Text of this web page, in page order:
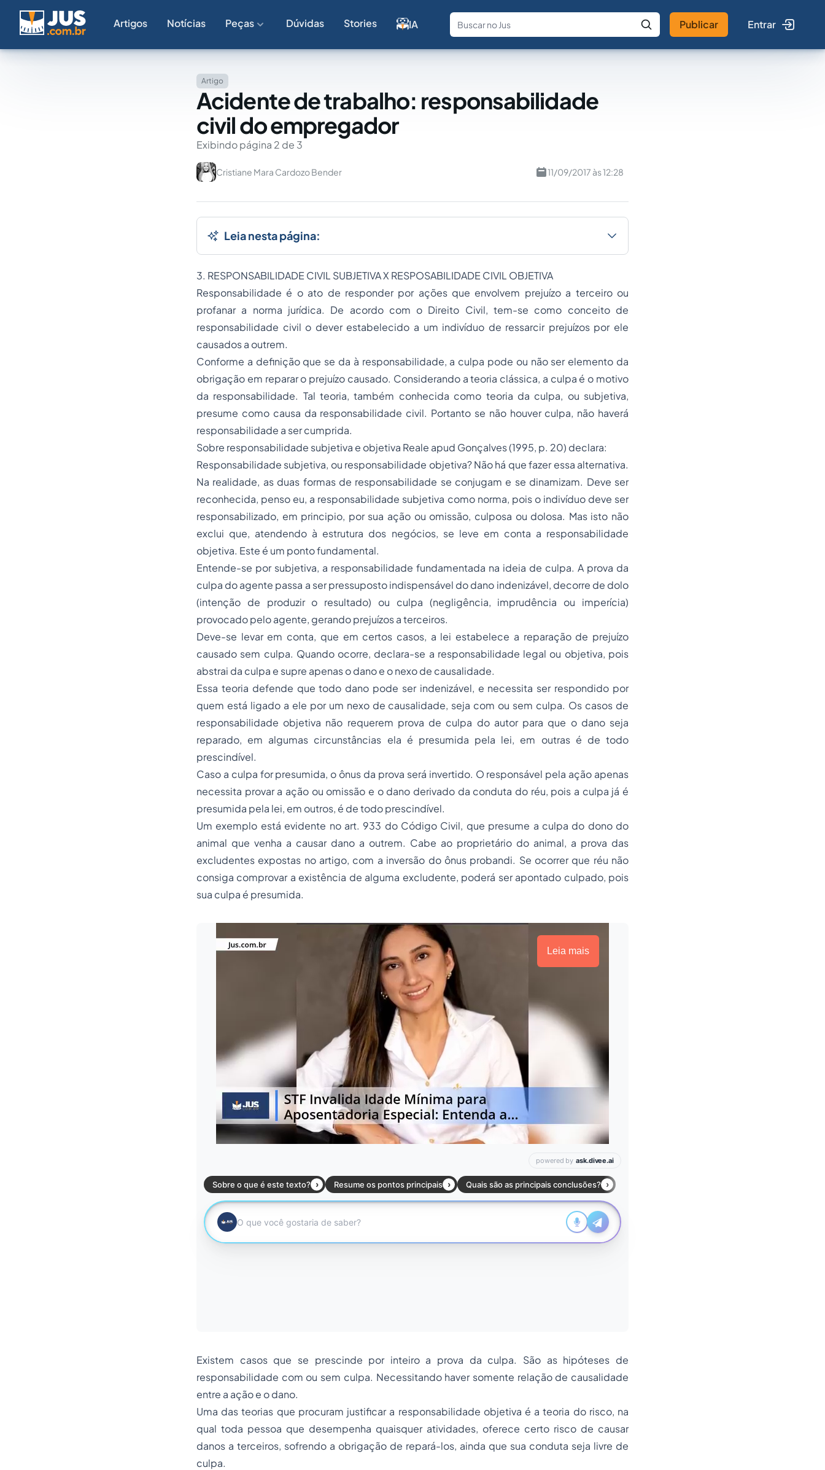
Artigos Notícias Peças Dúvidas Stories IA
Fale com a IA Buscar no Jus
Publicar Entrar
Artigo
Acidente de trabalho: responsabilidade
civil do empregador
Exibindo página 2 de 3
Cristiane Mara Cardozo Bender 11/09/2017 às 12:28
Leia nesta página:
3. RESPONSABILIDADE CIVIL SUBJETIVA X RESPOSABILIDADE CIVIL OBJETIVA
Responsabilidade é o ato de responder por ações que envolvem prejuízo a terceiro ou
profanar a norma jurídica. De acordo com o Direito Civil, tem-se como conceito de
responsabilidade civil o dever estabelecido a um indivíduo de ressarcir prejuízos por ele
causados a outrem.
Conforme a definição que se da à responsabilidade, a culpa pode ou não ser elemento da
obrigação em reparar o prejuízo causado. Considerando a teoria clássica, a culpa é o motivo
da responsabilidade. Tal teoria, também conhecida como teoria da culpa, ou subjetiva,
presume como causa da responsabilidade civil. Portanto se não houver culpa, não haverá
responsabilidade a ser cumprida.
Sobre responsabilidade subjetiva e objetiva Reale apud Gonçalves (1995, p. 20) declara:
Responsabilidade subjetiva, ou responsabilidade objetiva? Não há que fazer essa alternativa.
Na realidade, as duas formas de responsabilidade se conjugam e se dinamizam. Deve ser
reconhecida, penso eu, a responsabilidade subjetiva como norma, pois o indivíduo deve ser
responsabilizado, em principio, por sua ação ou omissão, culposa ou dolosa. Mas isto não
exclui que, atendendo à estrutura dos negócios, se leve em conta a responsabilidade
objetiva. Este é um ponto fundamental.
Entende-se por subjetiva, a responsabilidade fundamentada na ideia de culpa. A prova da
culpa do agente passa a ser pressuposto indispensável do dano indenizável, decorre de dolo
(intenção de produzir o resultado) ou culpa (negligência, imprudência ou imperícia)
provocado pelo agente, gerando prejuízos a terceiros.
Deve-se levar em conta, que em certos casos, a lei estabelece a reparação de prejuízo
causado sem culpa. Quando ocorre, declara-se a responsabilidade legal ou objetiva, pois
abstrai da culpa e supre apenas o dano e o nexo de causalidade.
Essa teoria defende que todo dano pode ser indenizável, e necessita ser respondido por
quem está ligado a ele por um nexo de causalidade, seja com ou sem culpa. Os casos de
responsabilidade objetiva não requerem prova de culpa do autor para que o dano seja
reparado, em algumas circunstâncias ela é presumida pela lei, em outras é de todo
prescindível.
Caso a culpa for presumida, o ônus da prova será invertido. O responsável pela ação apenas
necessita provar a ação ou omissão e o dano derivado da conduta do réu, pois a culpa já é
presumida pela lei, em outros, é de todo prescindível.
Um exemplo está evidente no art. 933 do Código Civil, que presume a culpa do dono do
animal que venha a causar dano a outrem. Cabe ao proprietário do animal, a prova das
excludentes expostas no artigo, com a inversão do ônus probandi. Se ocorrer que réu não
consiga comprovar a existência de alguma excludente, poderá ser apontado culpado, pois
sua culpa é presumida.
Leia mais
Existem casos que se prescinde por inteiro a prova da culpa. São as hipóteses de
responsabilidade com ou sem culpa. Necessitando haver somente relação de causalidade
entre a ação e o dano.
Uma das teorias que procuram justificar a responsabilidade objetiva é a teoria do risco, na
qual toda pessoa que desempenha quaisquer atividades, oferece certo risco de causar
danos a terceiros, sofrendo a obrigação de repará-los, ainda que sua conduta seja livre de
culpa.